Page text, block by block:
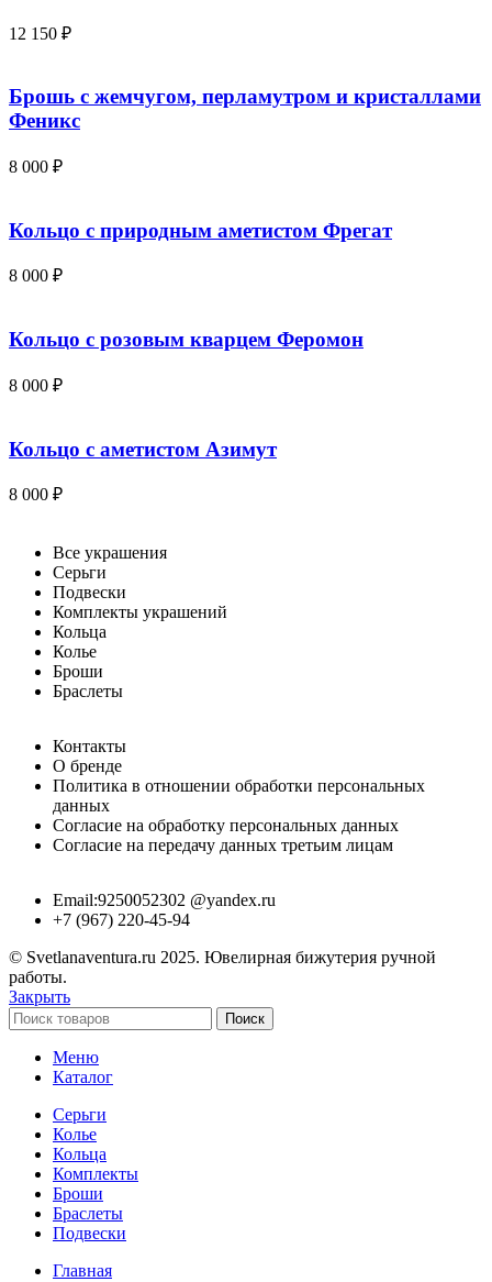
12 150 ₽
Брошь с жемчугом, перламутром и кристаллами
Феникс
8 000 ₽
Кольцо с природным аметистом Фрегат
8 000 ₽
Кольцо с розовым кварцем Феромон
8 000 ₽
Кольцо с аметистом Азимут
8 000 ₽
Все украшения
Серьги
Подвески
Комплекты украшений
Кольца
Колье
Броши
Браслеты
Контакты
О бренде
Политика в отношении обработки персональных
данных
Согласие на обработку персональных данных
Согласие на передачу данных третьим лицам
Email:9250052302 @yandex.ru
+7 (967) 220-45-94
© Svetlanaventura.ru 2025. Ювелирная бижутерия ручной
работы.
Закрыть
Поиск
Меню
Каталог
Серьги
Колье
Кольца
Комплекты
Броши
Браслеты
Подвески
Главная